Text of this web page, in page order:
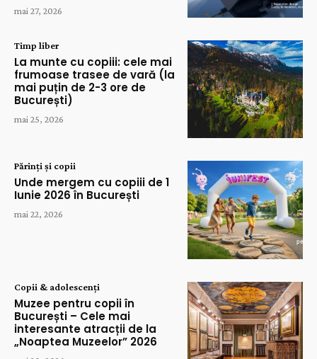
mai 27, 2026
Timp liber
La munte cu copiii: cele mai
frumoase trasee de vară (la
mai puțin de 2-3 ore de
București)
mai 25, 2026
Părinți și copii
Unde mergem cu copiii de 1
Iunie 2026 în București
mai 22, 2026
Copii & adolescenți
Muzee pentru copii în
București – Cele mai
interesante atracții de la
„Noaptea Muzeelor” 2026